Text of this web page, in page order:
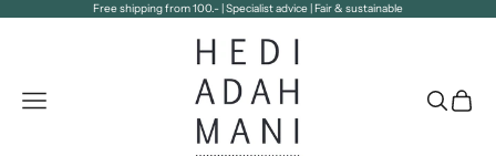
Zum Inhalt springenFree shipping from 100.- | Specialist advice | Fair & sustainable
Hedi Adahmani
Navigationsmenü öffnen Suche